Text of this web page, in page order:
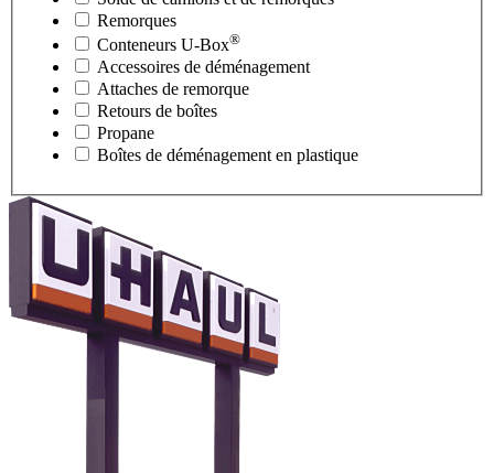
Remorques
Conteneurs U-Box®
Accessoires de déménagement
Attaches de remorque
Retours de boîtes
Propane
Boîtes de déménagement en plastique